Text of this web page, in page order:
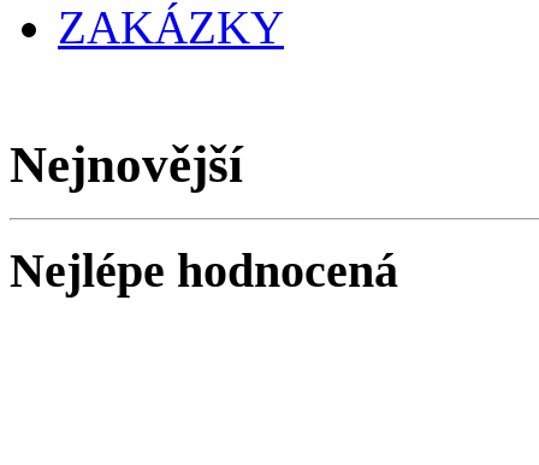
ZAKÁZKY
Nejnovější
Nejlépe hodnocená